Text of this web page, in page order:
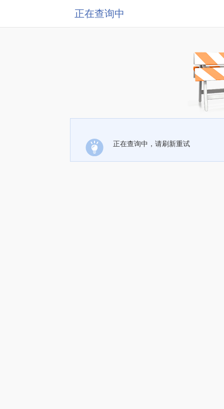
正在查询中
正在查询中，请刷新重试